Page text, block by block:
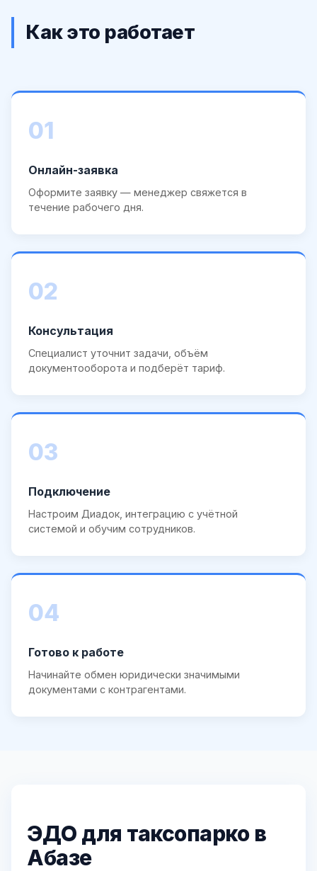
Как это работает
01
Онлайн-заявка
Оформите заявку — менеджер свяжется в
течение рабочего дня.
02
Консультация
Специалист уточнит задачи, объём
документооборота и подберёт тариф.
03
Подключение
Настроим Диадок, интеграцию с учётной
системой и обучим сотрудников.
04
Готово к работе
Начинайте обмен юридически значимыми
документами с контрагентами.
ЭДО для таксопарко в
Абазе